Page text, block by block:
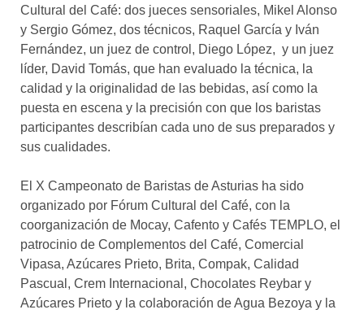
Cultural del Café: dos jueces sensoriales, Mikel Alonso
y Sergio Gómez, dos técnicos, Raquel García y Iván
Fernández, un juez de control, Diego López, y un juez
líder, David Tomás, que han evaluado la técnica, la
calidad y la originalidad de las bebidas, así como la
puesta en escena y la precisión con que los baristas
participantes describían cada uno de sus preparados y
sus cualidades.
El X Campeonato de Baristas de Asturias ha sido
organizado por Fórum Cultural del Café, con la
coorganización de Mocay, Cafento y Cafés TEMPLO, el
patrocinio de Complementos del Café, Comercial
Vipasa, Azúcares Prieto, Brita, Compak, Calidad
Pascual, Crem Internacional, Chocolates Reybar y
Azúcares Prieto y la colaboración de Agua Bezoya y la